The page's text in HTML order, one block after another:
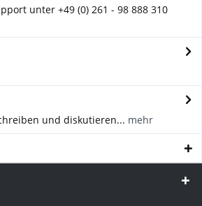
unter +49 (0) 261 - 98 888 310
und diskutieren... mehr